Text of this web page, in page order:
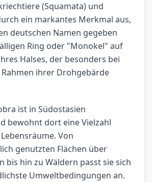
(Squamata) und
ein markantes Merkmal aus,
deutschen Namen gegeben
Ring oder "Monokel" auf
Halses, der besonders bei
ihrer Drohgebärde
ist in Südostasien
bewohnt dort eine Vielzahl
Von
genutzten Flächen über
bis hin zu Wäldern passt sie sich
Umweltbedingungen an.